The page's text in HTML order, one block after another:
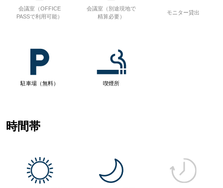
会議室（OFFICE
PASSで利用可能）
会議室（別途現地で
精算必要）
モニター貸出
駐車場（無料） 喫煙所
時間帯